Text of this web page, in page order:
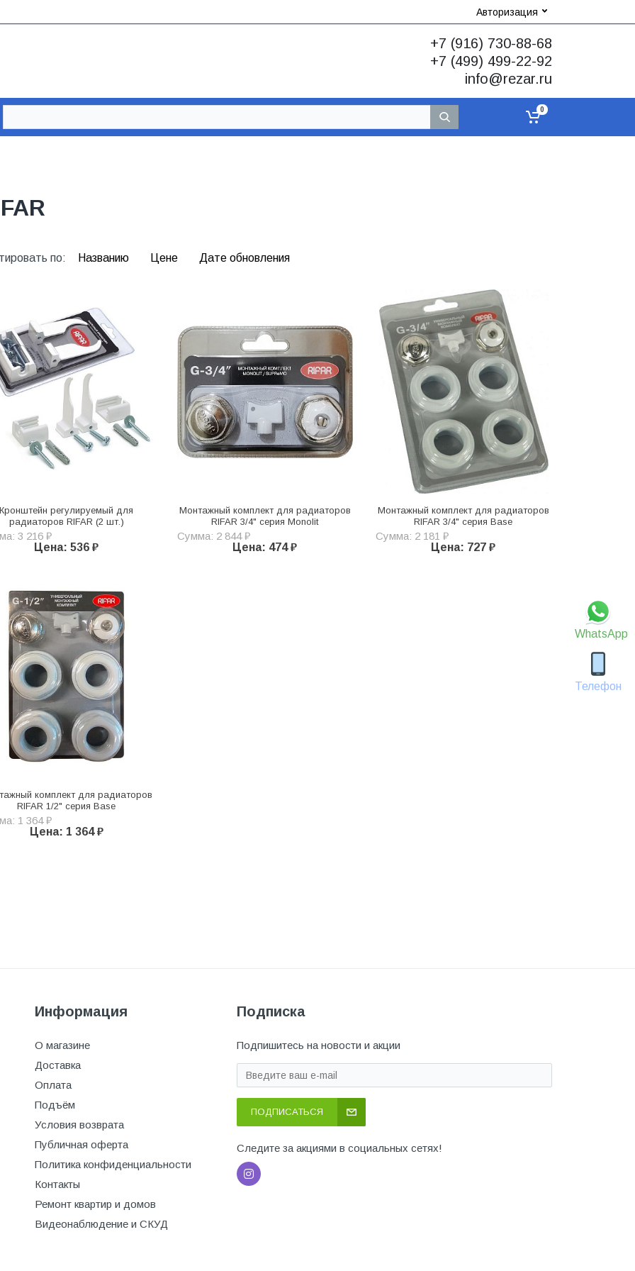
WhatsApp
Телефон
Авторизация
+7 (916) 730-88-68
+7 (499) 499-22-92
info@rezar.ru
0
по: Названию Цене Дате обновления
Кронштейн регулируемый для
радиаторов RIFAR (2 шт.)
3 216 ₽
Цена: 536 ₽
Монтажный комплект для радиаторов
RIFAR 3/4" серия Monolit
Сумма: 2 844 ₽
Цена: 474 ₽
Монтажный комплект для радиаторов
RIFAR 3/4" серия Base
Сумма: 2 181 ₽
Цена: 727 ₽
комплект для радиаторов
RIFAR 1/2" серия Base
1 364 ₽
Цена: 1 364 ₽
Информация
О магазине
Доставка
Оплата
Подъём
Условия возврата
Публичная оферта
Политика конфиденциальности
Контакты
Ремонт квартир и домов
Видеонаблюдение и СКУД
Подписка
Подпишитесь на новости и акции
ПОДПИСАТЬСЯ
Следите за акциями в социальных сетях!